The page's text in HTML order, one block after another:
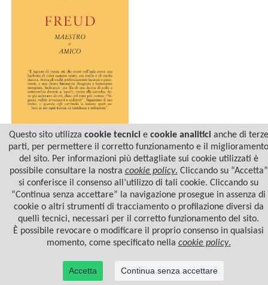
FREUD MAESTRO E
AMICO
Questo sito utilizza cookie tecnicie cookie analiticianche di terze
parti, per permettere il corretto funzionamento e il miglioramento
del sito. Per informazioni più dettagliate sui cookie utilizzati è
possibile consultare la nostra cookie policy. Cliccando su “Accetta”
si conferisce il consenso all’utilizzo di tali cookie. Cliccando su
“Continua senza accettare” la navigazione prosegue in assenza di
cookie o altri strumenti di tracciamento o profilazione diversi da
quelli tecnici, necessari per il corretto funzionamento del sito.
È possibile revocare o modificare il proprio consenso in qualsiasi
momento, come specificato nella cookie policy.
Accetta Continua senza accettare